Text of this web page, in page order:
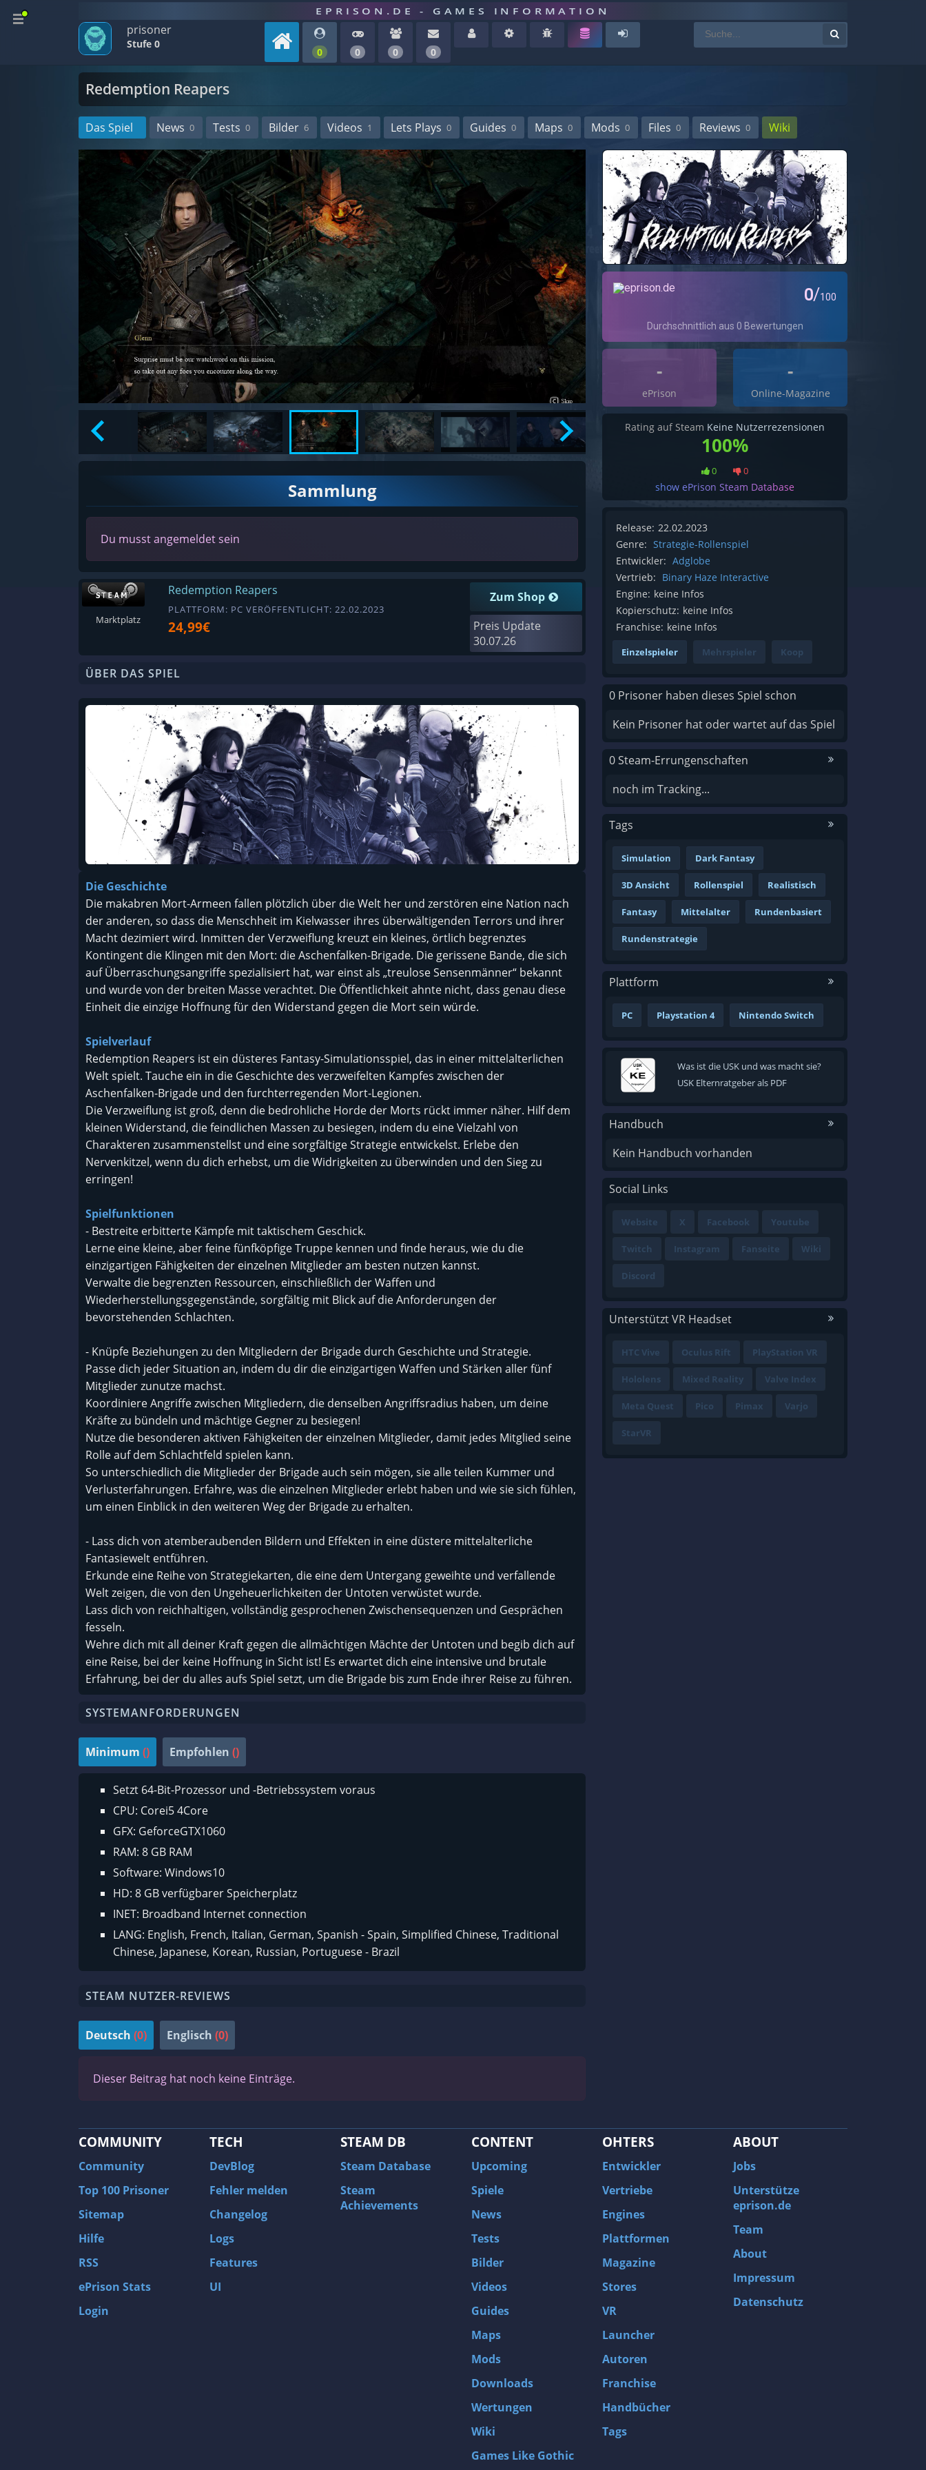
EPRISON.DE - GAMES INFORMATION
prisoner
Stufe 0
0 0 0 0
Redemption Reapers
Das Spiel News 0 Tests 0 Bilder 6 Videos 1 Lets Plays 0 Guides 0 Maps 0 Mods 0 Files 0 Reviews 0 Wiki
Sammlung
Du musst angemeldet sein
Marktplatz
Redemption Reapers
PLATTFORM: PC VERÖFFENTLICHT: 22.02.2023
24,99€
Zum Shop
Preis Update
30.07.26
ÜBER DAS SPIEL
Die Geschichte
Die makabren Mort-Armeen fallen plötzlich über die Welt her und zerstören eine Nation nach
der anderen, so dass die Menschheit im Kielwasser ihres überwältigenden Terrors und ihrer
Macht dezimiert wird. Inmitten der Verzweiflung kreuzt ein kleines, örtlich begrenztes
Kontingent die Klingen mit den Mort: die Aschenfalken-Brigade. Die gerissene Bande, die sich
auf Überraschungsangriffe spezialisiert hat, war einst als „treulose Sensenmänner“ bekannt
und wurde von der breiten Masse verachtet. Die Öffentlichkeit ahnte nicht, dass genau diese
Einheit die einzige Hoffnung für den Widerstand gegen die Mort sein würde.
Spielverlauf
Redemption Reapers ist ein düsteres Fantasy-Simulationsspiel, das in einer mittelalterlichen
Welt spielt. Tauche ein in die Geschichte des verzweifelten Kampfes zwischen der
Aschenfalken-Brigade und den furchterregenden Mort-Legionen.
Die Verzweiflung ist groß, denn die bedrohliche Horde der Morts rückt immer näher. Hilf dem
kleinen Widerstand, die feindlichen Massen zu besiegen, indem du eine Vielzahl von
Charakteren zusammenstellst und eine sorgfältige Strategie entwickelst. Erlebe den
Nervenkitzel, wenn du dich erhebst, um die Widrigkeiten zu überwinden und den Sieg zu
erringen!
Spielfunktionen
- Bestreite erbitterte Kämpfe mit taktischem Geschick.
Lerne eine kleine, aber feine fünfköpfige Truppe kennen und finde heraus, wie du die
einzigartigen Fähigkeiten der einzelnen Mitglieder am besten nutzen kannst.
Verwalte die begrenzten Ressourcen, einschließlich der Waffen und
Wiederherstellungsgegenstände, sorgfältig mit Blick auf die Anforderungen der
bevorstehenden Schlachten.
- Knüpfe Beziehungen zu den Mitgliedern der Brigade durch Geschichte und Strategie.
Passe dich jeder Situation an, indem du dir die einzigartigen Waffen und Stärken aller fünf
Mitglieder zunutze machst.
Koordiniere Angriffe zwischen Mitgliedern, die denselben Angriffsradius haben, um deine
Kräfte zu bündeln und mächtige Gegner zu besiegen!
Nutze die besonderen aktiven Fähigkeiten der einzelnen Mitglieder, damit jedes Mitglied seine
Rolle auf dem Schlachtfeld spielen kann.
So unterschiedlich die Mitglieder der Brigade auch sein mögen, sie alle teilen Kummer und
Verlusterfahrungen. Erfahre, was die einzelnen Mitglieder erlebt haben und wie sie sich fühlen,
um einen Einblick in den weiteren Weg der Brigade zu erhalten.
- Lass dich von atemberaubenden Bildern und Effekten in eine düstere mittelalterliche
Fantasiewelt entführen.
Erkunde eine Reihe von Strategiekarten, die eine dem Untergang geweihte und verfallende
Welt zeigen, die von den Ungeheuerlichkeiten der Untoten verwüstet wurde.
Lass dich von reichhaltigen, vollständig gesprochenen Zwischensequenzen und Gesprächen
fesseln.
Wehre dich mit all deiner Kraft gegen die allmächtigen Mächte der Untoten und begib dich auf
eine Reise, bei der keine Hoffnung in Sicht ist! Es erwartet dich eine intensive und brutale
Erfahrung, bei der du alles aufs Spiel setzt, um die Brigade bis zum Ende ihrer Reise zu führen.
SYSTEMANFORDERUNGEN
Minimum () Empfohlen ()
Setzt 64-Bit-Prozessor und -Betriebssystem voraus
CPU: Corei5 4Core
GFX: GeforceGTX1060
RAM: 8 GB RAM
Software: Windows10
HD: 8 GB verfügbarer Speicherplatz
INET: Broadband Internet connection
LANG: English, French, Italian, German, Spanish - Spain, Simplified Chinese, Traditional
Chinese, Japanese, Korean, Russian, Portuguese - Brazil
STEAM NUTZER-REVIEWS
Deutsch (0) Englisch (0)
Dieser Beitrag hat noch keine Einträge.
-
ePrison
-
Online-Magazine
Rating auf Steam Keine Nutzerrezensionen
100%
0 0
show ePrison Steam Database
Release: 22.02.2023
Genre: Strategie-Rollenspiel
Entwickler: Adglobe
Vertrieb: Binary Haze Interactive
Engine: keine Infos
Kopierschutz: keine Infos
Franchise: keine Infos
Einzelspieler Mehrspieler Koop
0 Prisoner haben dieses Spiel schon
Kein Prisoner hat oder wartet auf das Spiel
0 Steam-Errungenschaften
noch im Tracking...
Tags
Simulation Dark Fantasy
3D Ansicht Rollenspiel Realistisch
Fantasy Mittelalter Rundenbasiert
Rundenstrategie
Plattform
PC Playstation 4 Nintendo Switch
Was ist die USK und was macht sie?
USK Elternratgeber als PDF
Handbuch
Kein Handbuch vorhanden
Social Links
Website X Facebook Youtube
Twitch Instagram Fanseite Wiki
Discord
Unterstützt VR Headset
HTC Vive Oculus Rift PlayStation VR
Hololens Mixed Reality Valve Index
Meta Quest Pico Pimax Varjo
StarVR
COMMUNITY
Community
Top 100 Prisoner
Sitemap
Hilfe
RSS
ePrison Stats
Login
TECH
DevBlog
Fehler melden
Changelog
Logs
Features
UI
STEAM DB
Steam Database
Steam
Achievements
CONTENT
Upcoming
Spiele
News
Tests
Bilder
Videos
Guides
Maps
Mods
Downloads
Wertungen
Wiki
Games Like Gothic
OHTERS
Entwickler
Vertriebe
Engines
Plattformen
Magazine
Stores
VR
Launcher
Autoren
Franchise
Handbücher
Tags
ABOUT
Jobs
Unterstütze
eprison.de
Team
About
Impressum
Datenschutz